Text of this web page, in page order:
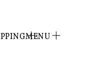
MENU